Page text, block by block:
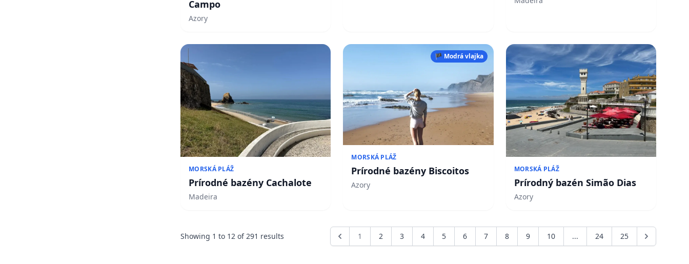
Campo
Azory
MORSKÁ PLÁŽ
Prírodné bazény Cachalote
Madeira
🏴 Modrá vlajka
MORSKÁ PLÁŽ
Prírodné bazény Biscoitos
Azory
MORSKÁ PLÁŽ
Prírodný bazén Simão Dias
Azory
Showing 1 to 12 of 291 results 1 2 3 4 5 6 7 8 9 10 ... 24 25